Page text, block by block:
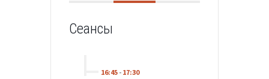
Сеансы
16:45- 17:30